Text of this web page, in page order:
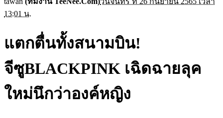
13:01 น.
แตกตื่นทั้งสนามบิน!
จีซูBLACKPINK เฉิดฉายลุค
ใหม่นึกว่าองค์หญิง